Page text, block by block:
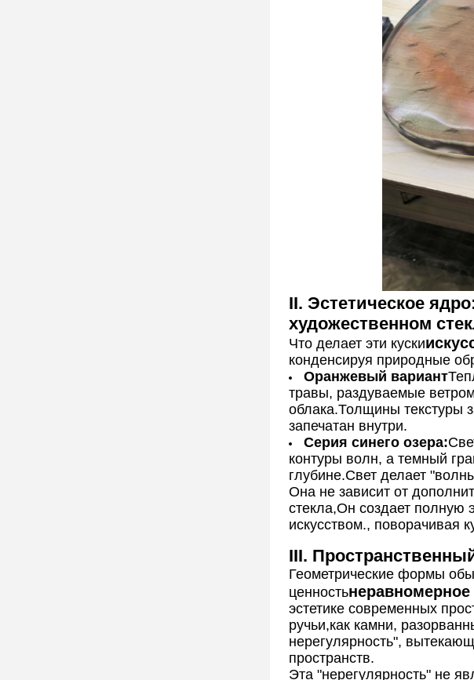
II. Эстетическое
художественном
Что делает эти куски
конденсируя природные
Оранжевый вариант
травы, раздуваемые
облака.Толщины текстуры
запечатан внутри.
Серия синего озера:
контуры волн, а темный
глубине.Свет делает
Она не зависит от
стекла,Он создает полную
искусством., поворачивая
III.
Геометрические формы
ценностьнеравномерное
эстетике современных
ручьи,как камни,
нерегулярность",
пространств.
Эта "нерегулярность" не